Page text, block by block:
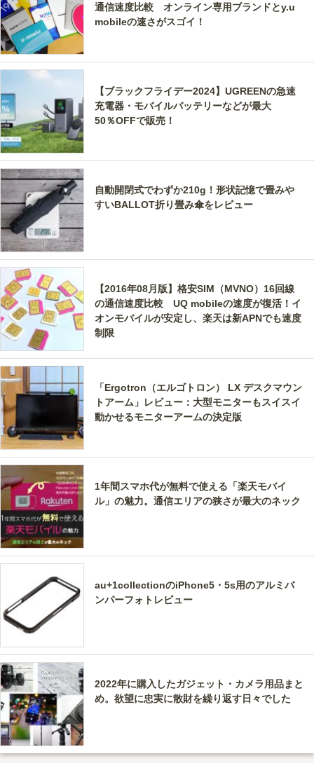
通信速度比較 オンライン専用ブランドとy.u
mobileの速さがスゴイ！
【ブラックフライデー2024】UGREENの急速
充電器・モバイルバッテリーなどが最大
50％OFFで販売！
自動開閉式でわずか210g！形状記憶で畳みや
すいBALLOT折り畳み傘をレビュー
【2016年08月版】格安SIM（MVNO）16回線
の通信速度比較 UQ mobileの速度が復活！イ
オンモバイルが安定し、楽天は新APNでも速度
制限
「Ergotron（エルゴトロン） LX デスクマウン
トアーム」レビュー：大型モニターもスイスイ
動かせるモニターアームの決定版
1年間スマホ代が無料で使える「楽天モバイ
ル」の魅力。通信エリアの狭さが最大のネック
au+1collectionのiPhone5・5s用のアルミバ
ンパーフォトレビュー
2022年に購入したガジェット・カメラ用品まと
め。欲望に忠実に散財を繰り返す日々でした